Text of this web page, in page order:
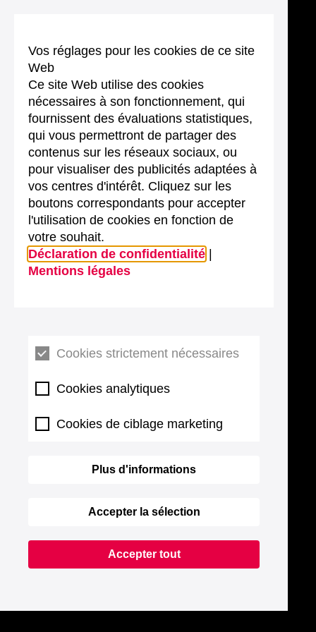
Vos réglages pour les cookies de ce site
Web
Ce site Web utilise des cookies
nécessaires à son fonctionnement, qui
fournissent des évaluations statistiques,
qui vous permettront de partager des
contenus sur les réseaux sociaux, ou
pour visualiser des publicités adaptées à
vos centres d'intérêt. Cliquez sur les
boutons correspondants pour accepter
l'utilisation de cookies en fonction de
votre souhait.
Déclaration de confidentialité
Mentions légales
Cookies strictement nécessaires
Cookies analytiques
Cookies de ciblage marketing
Plus d'informations
Accepter la sélection
Accepter tout